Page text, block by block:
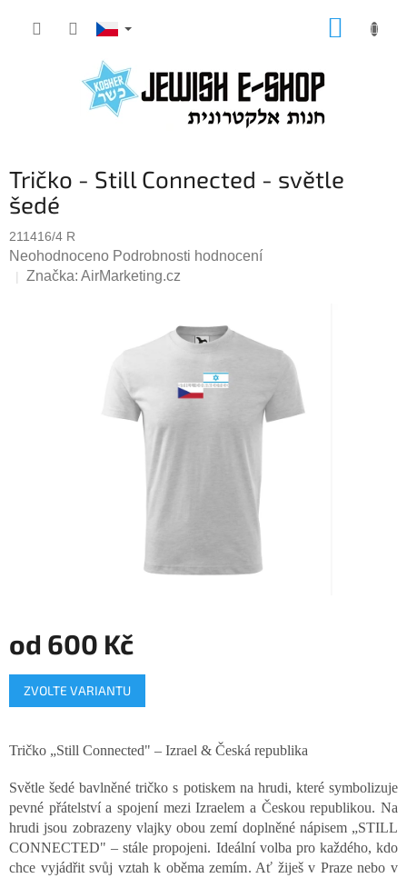
Tričko - Still Connected - světle
šedé
211416/4 R
Průměrné
hodnocení
Neohodnoceno Podrobnosti hodnocení
Značka: AirMarketing.cz
od 600 Kč
Měrná
cena:
ZVOLTE VARIANTU
Tričko „Still Connected" – Izrael & Česká republika
Světle šedé bavlněné tričko s potiskem na hrudi, které symbolizuje
pevné přátelství a spojení mezi Izraelem a Českou republikou. Na
hrudi jsou zobrazeny vlajky obou zemí doplněné nápisem „STILL
CONNECTED" – stále propojeni. Ideální volba pro každého, kdo
chce vyjádřit svůj vztah k oběma zemím. Ať žiješ v Praze nebo v